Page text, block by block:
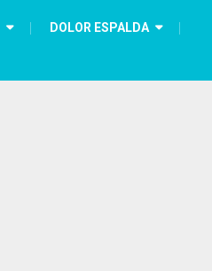
DOLOR ESPALDA